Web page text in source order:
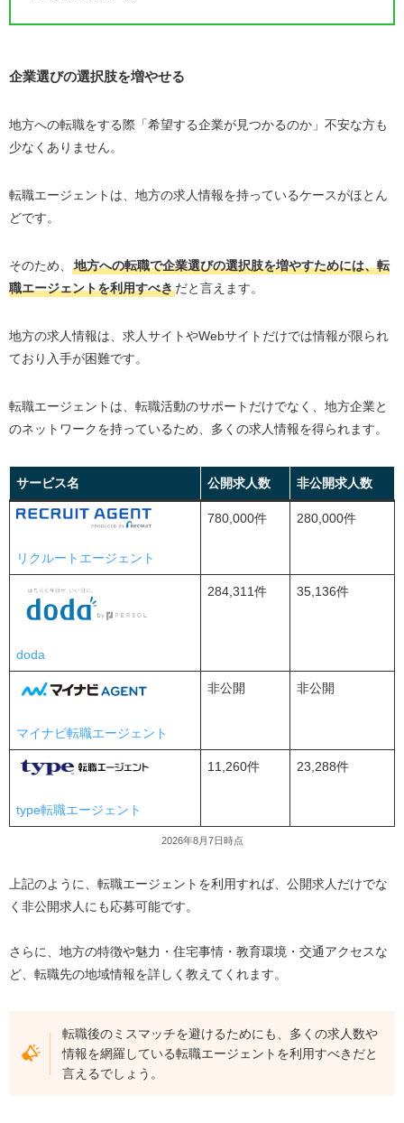
企業選びの選択肢を増やせる
地方への転職をする際「希望する企業が見つかるのか」不安な方も
少なくありません。
転職エージェントは、地方の求人情報を持っているケースがほとん
どです。
そのため、
地方への転職で企業選びの選択肢を増やすためには、転
職エージェントを利用すべきだと言えます。
地方の求人情報は、求人サイトやWebサイトだけでは情報が限られ
ており入手が困難です。
転職エージェントは、転職活動のサポートだけでなく、地方企業と
のネットワークを持っているため、多くの求人情報を得られます。
サービス名 公開求人数 非公開求人数
リクルートエージェント
780,000件 280,000件
doda
284,311件 35,136件
マイナビ転職エージェント
非公開 非公開
type転職エージェント
11,260件 23,288件
2026年8月7日時点
上記のように、転職エージェントを利用すれば、公開求人だけでな
く非公開求人にも応募可能です。
さらに、地方の特徴や魅力・住宅事情・教育環境・交通アクセスな
ど、転職先の地域情報を詳しく教えてくれます。
転職後のミスマッチを避けるためにも、多くの求人数や
情報を網羅している転職エージェントを利用すべきだと
言えるでしょう。